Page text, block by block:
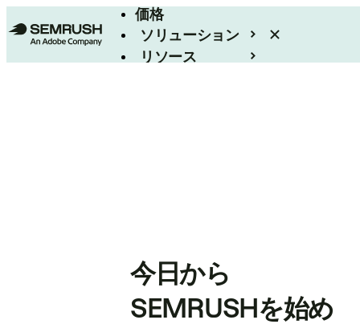
価格
ソリューション
リソース
今日から
SEMRUSHを始め